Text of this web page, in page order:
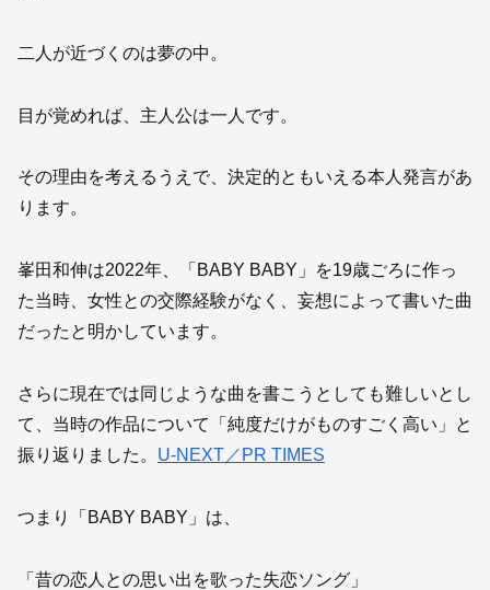
二人が近づくのは夢の中。
目が覚めれば、主人公は一人です。
その理由を考えるうえで、決定的ともいえる本人発言があ
ります。
峯田和伸は2022年、「BABY BABY」を19歳ごろに作っ
た当時、女性との交際経験がなく、妄想によって書いた曲
だったと明かしています。
さらに現在では同じような曲を書こうとしても難しいとし
て、当時の作品について「純度だけがものすごく高い」と
振り返りました。 U-NEXT／PR TIMES
つまり「BABY BABY」は、
「昔の恋人との思い出を歌った失恋ソング」